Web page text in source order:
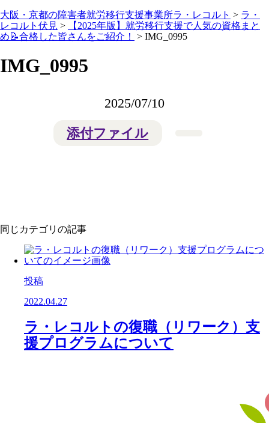
大阪・京都の障害者就労移行支援事業所ラ・レコルト > ラ・
レコルト伏見 >
【2025年版】就労移行支援で人気の資格まと
め📝合格した皆さんをご紹介！
> IMG_0995
IMG_0995
2025/07/10
添付ファイル
同じカテゴリの記事
投稿
2022.04.27
ラ・レコルトの復職（リワーク）支
援プログラムについて